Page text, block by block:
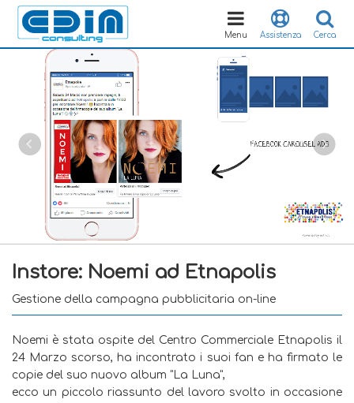
Cerca
Assistenza
Toggle
navigation
Menu
Instore: Noemi ad Etnapolis
Gestione della campagna pubblicitaria on-line
Noemi è stata ospite del Centro Commerciale Etnapolis il
24 Marzo scorso, ha incontrato i suoi fan e ha firmato le
copie del suo nuovo album "La Luna",
ecco un piccolo riassunto del lavoro svolto in occasione